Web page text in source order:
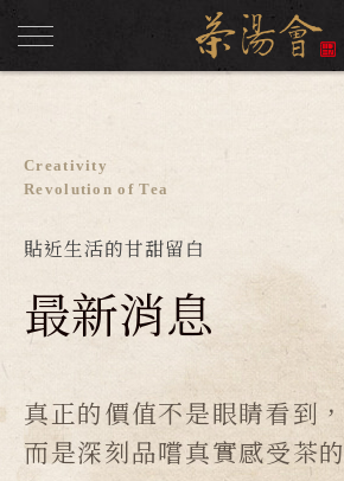
Creativity
Revolution of Tea
貼近生活的甘甜留白
最新消息
真正的價值不是眼睛看到，
而是深刻品嚐真實感受茶